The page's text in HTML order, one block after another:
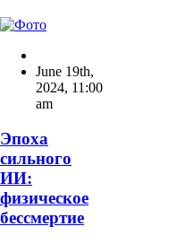
June 19th,
2024, 11:00
am
Эпоха
сильного
ИИ:
физическое
бессмертие